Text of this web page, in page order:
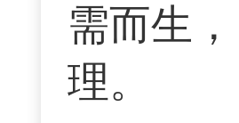
需而生
理。